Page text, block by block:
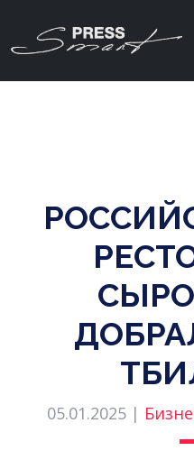
05.01.2025 |